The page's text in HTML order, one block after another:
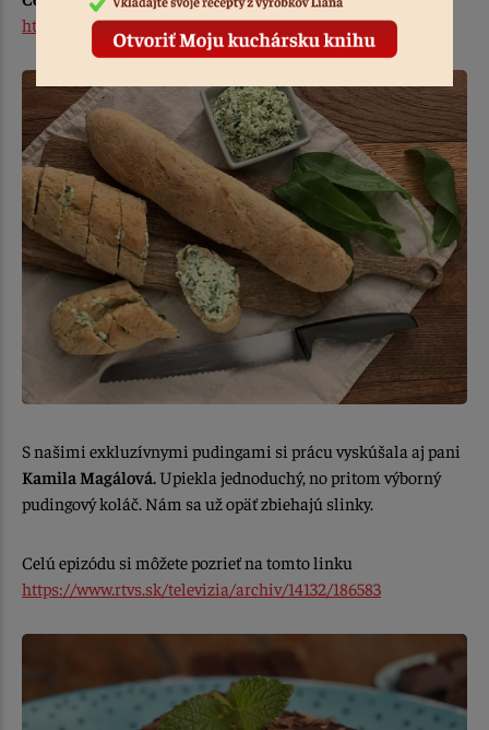
https://www.rtvs.sk/televizia/archiv/14132/185968
S našimi exkluzívnymi pudingami si prácu vyskúšala aj pani
Kamila Magálová. Upiekla jednoduchý, no pritom výborný
pudingový koláč. Nám sa už opäť zbiehajú slinky.
Celú epizódu si môžete pozrieť na tomto linku
https://www.rtvs.sk/televizia/archiv/14132/186583